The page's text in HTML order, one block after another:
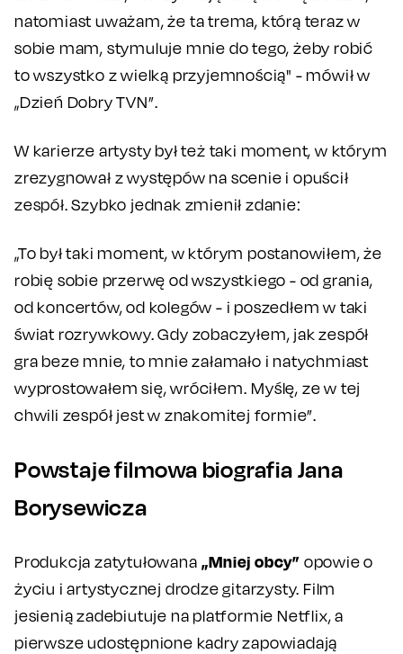
natomiast uważam, że ta trema, którą teraz w
sobie mam, stymuluje mnie do tego, żeby robić
to wszystko z wielką przyjemnością" - mówił w
„Dzień Dobry TVN”.
W karierze artysty był też taki moment, w którym
zrezygnował z występów na scenie i opuścił
zespół. Szybko jednak zmienił zdanie:
„To był taki moment, w którym postanowiłem, że
robię sobie przerwę od wszystkiego - od grania,
od koncertów, od kolegów - i poszedłem w taki
świat rozrywkowy. Gdy zobaczyłem, jak zespół
gra beze mnie, to mnie załamało i natychmiast
wyprostowałem się, wróciłem. Myślę, ze w tej
chwili zespół jest w znakomitej formie”.
Powstaje filmowa biografia Jana
Borysewicza
Produkcja zatytułowana„Mniej obcy” opowie o
życiu i artystycznej drodze gitarzysty. Film
jesienią zadebiutuje na platformie Netflix, a
pierwsze udostępnione kadry zapowiadają